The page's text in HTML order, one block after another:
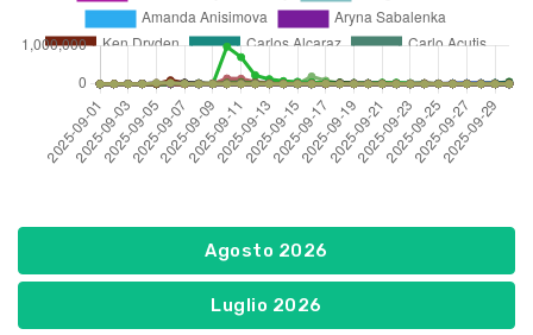
Agosto 2026
Luglio 2026